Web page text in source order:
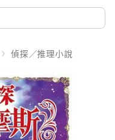
偵探／推理小說